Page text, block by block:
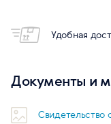
Удобная
Документы и
Свидетельство